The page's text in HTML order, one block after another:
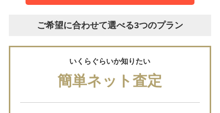
ご希望に合わせて選べる3つのプラン
いくらぐらいか知りたい
簡単ネット査定